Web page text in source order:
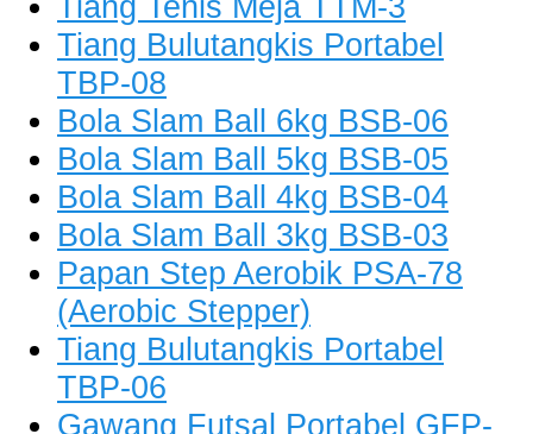
Tiang Bulutangkis Portabel
TBP-08
Bola Slam Ball 6kg BSB-06
Bola Slam Ball 5kg BSB-05
Bola Slam Ball 4kg BSB-04
Bola Slam Ball 3kg BSB-03
Papan Step Aerobik PSA-78
(Aerobic Stepper)
Tiang Bulutangkis Portabel
TBP-06
Gawang Futsal Portabel GFP-